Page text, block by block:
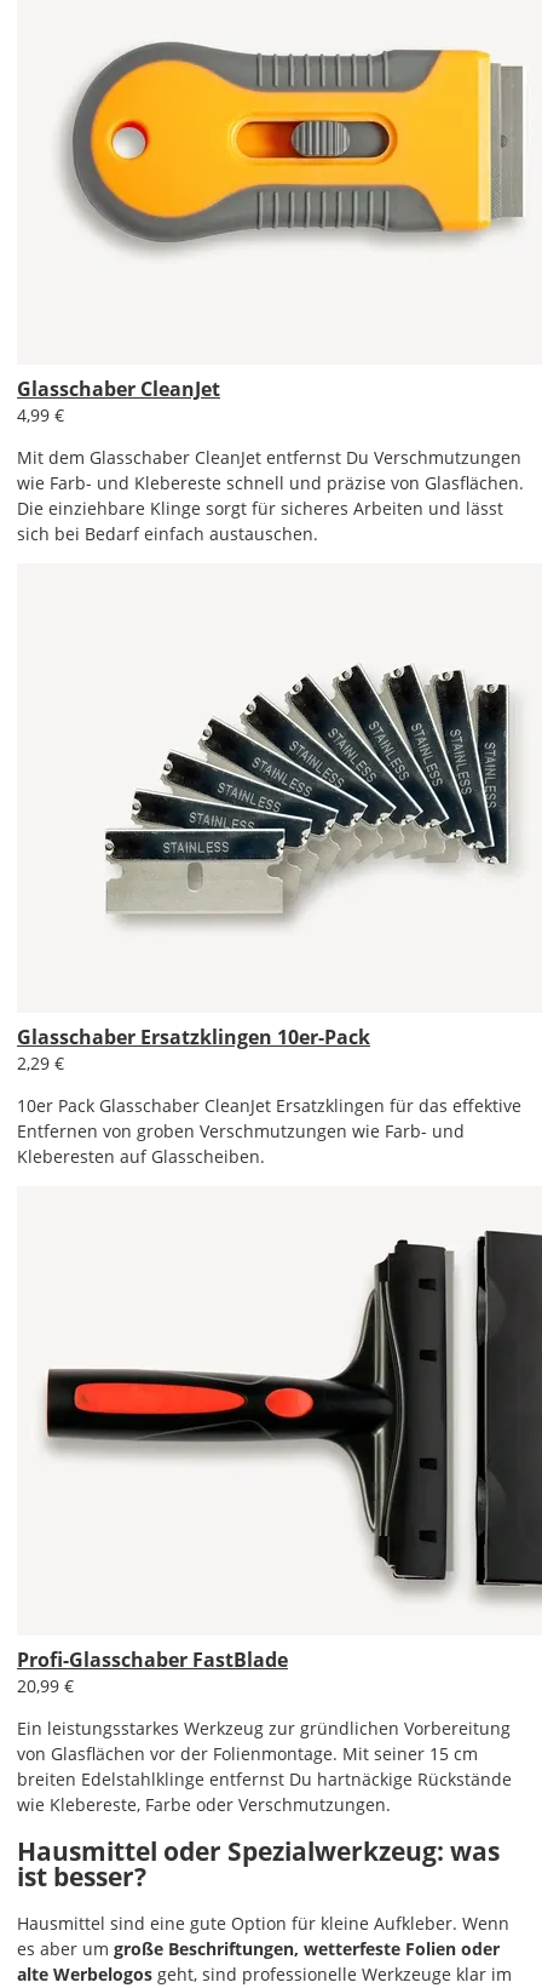
Glasschaber CleanJet
4,99 €
Mit dem Glasschaber CleanJet entfernst Du Verschmutzungen
wie Farb- und Klebereste schnell und präzise von Glasflächen.
Die einziehbare Klinge sorgt für sicheres Arbeiten und lässt
sich bei Bedarf einfach austauschen.
Glasschaber Ersatzklingen 10er-Pack
2,29 €
10er Pack Glasschaber CleanJet Ersatzklingen für das effektive
Entfernen von groben Verschmutzungen wie Farb- und
Kleberesten auf Glasscheiben.
Profi-Glasschaber FastBlade
20,99 €
Ein leistungsstarkes Werkzeug zur gründlichen Vorbereitung
von Glasflächen vor der Folienmontage. Mit seiner 15 cm
breiten Edelstahlklinge entfernst Du hartnäckige Rückstände
wie Klebereste, Farbe oder Verschmutzungen.
Hausmittel oder Spezialwerkzeug: was
ist besser?
Hausmittel sind eine gute Option für kleine Aufkleber. Wenn
es aber um große Beschriftungen, wetterfeste Folien oder
alte Werbelogos geht, sind professionelle Werkzeuge klar im